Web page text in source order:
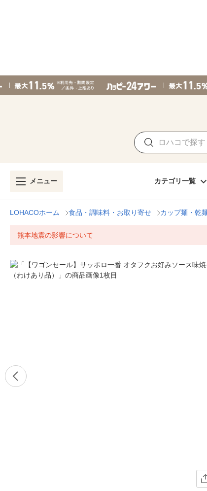
メニュー カテゴリ一覧
LOHACOホーム 食品・調味料・お取り寄せ カップ麺・乾
熊本地震の影響について